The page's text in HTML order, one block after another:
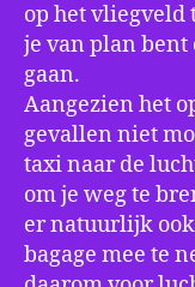
op het vliegveld
je van plan bent
gaan.
Aangezien het
gevallen niet
taxi naar de
om je weg te
er natuurlijk
bagage mee te